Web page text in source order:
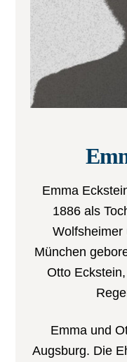
Emma
1886 als
Wolfsheimer
München
Otto
Emma und
Augsburg. Die